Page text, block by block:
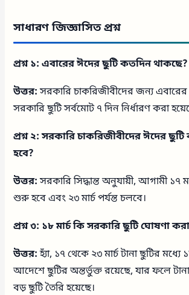
সাধারণ জিজ্ঞাসিত প্রশ্ন
প্রশ্ন ১: এবারের ঈদের ছুটি কতদিন থাকছে?
উত্তর:সরকারি চাকরিজীবীদের জন্য
সরকারি ছুটি সর্বমোট ৭ দিন নির্ধারণ করা
প্রশ্ন ২: সরকারি চাকরিজীবীদের ঈদের
হবে?
উত্তর:সরকারি সিদ্ধান্ত অনুযায়ী, আগামী ১৭
শুরু হবে এবং ২৩ মার্চ পর্যন্ত চলবে।
প্রশ্ন ৩: ১৮ মার্চ কি সরকারি ছুটি ঘোষণা
উত্তর:হ্যাঁ, ১৭ থেকে ২৩ মার্চ টানা ছুটির মধ্যে ১৮
আদেশে ছুটির অন্তর্ভুক্ত রয়েছে, যার ফলে
বড় ছুটি তৈরি হয়েছে।